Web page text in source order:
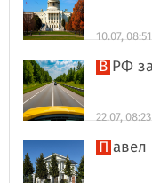
10.07, 08:51
В РФ
22.07, 08:23